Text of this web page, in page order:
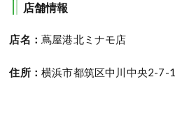
店舗情報
店名：蔦屋港北ミナモ店
住所：横浜市都筑区中川中央2-7-1